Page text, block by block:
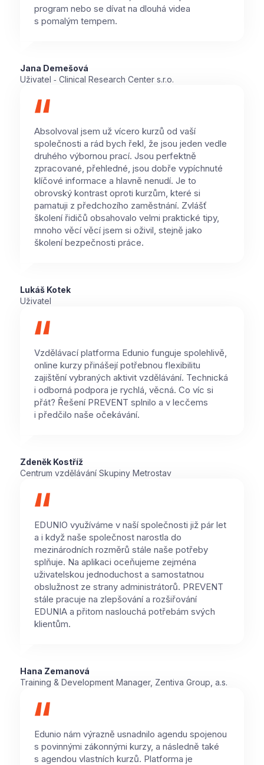
program nebo se dívat na dlouhá videa
s pomalým tempem.
Jana Demešová
Uživatel ‑ Clinical Research Center s.r.o.
Absolvoval jsem už vícero kurzů od vaší
společnosti a rád bych řekl, že jsou jeden vedle
druhého výbornou prací. Jsou perfektně
zpracované, přehledné, jsou dobře vypíchnuté
klíčové informace a hlavně nenudí. Je to
obrovský kontrast oproti kurzům, které si
pamatuji z předchozího zaměstnání. Zvlášť
školení řidičů obsahovalo velmi praktické tipy,
mnoho věcí věcí jsem si oživil, stejně jako
školení bezpečnosti práce.
Lukáš Kotek
Uživatel
Vzdělávací platforma Edunio funguje spolehlivě,
online kurzy přinášejí potřebnou flexibilitu
zajištění vybraných aktivit vzdělávání. Technická
i odborná podpora je rychlá, věcná. Co víc si
přát? Řešení PREVENT splnilo a v lecčems
i předčilo naše očekávání.
Zdeněk Kostříž
Centrum vzdělávání Skupiny Metrostav
EDUNIO využíváme v naší společnosti již pár let
a i když naše společnost narostla do
mezinárodních rozměrů stále naše potřeby
splňuje. Na aplikaci oceňujeme zejména
uživatelskou jednoduchost a samostatnou
obslužnost ze strany administrátorů. PREVENT
stále pracuje na zlepšování a rozšiřování
EDUNIA a přitom naslouchá potřebám svých
klientům.
Hana Zemanová
Training & Development Manager, Zentiva Group, a.s.
Edunio nám výrazně usnadnilo agendu spojenou
s povinnými zákonnými kurzy, a následně také
s agendou vlastních kurzů. Platforma je